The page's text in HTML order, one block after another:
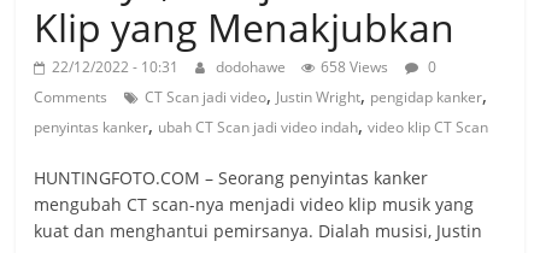
Klip yang Menakjubkan
22/12/2022 - 10:31 dodohawe 658 Views
0
Comments
CT Scan jadi video, Justin Wright, pengidap kanker,
penyintas kanker, ubah CT Scan jadi video indah,video klip CT Scan
HUNTINGFOTO.COM – Seorang penyintas kanker
mengubah CT scan-nya menjadi video klip musik yang
kuat dan menghantui pemirsanya. Dialah musisi, Justin